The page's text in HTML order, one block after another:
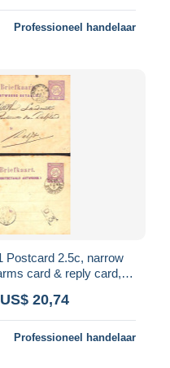
Professioneel handelaar
card & reply card,
20,74
Professioneel handelaar